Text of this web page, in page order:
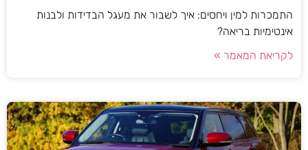
התמכרות למין ויחסים: איך לשבור את מעגל הבדידות ולבנות
אינטימיות בריאה?
לקריאת המאמר »